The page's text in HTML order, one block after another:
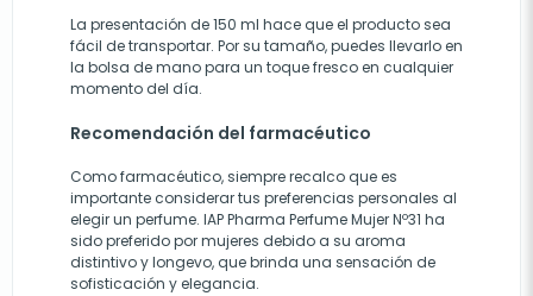
La presentación de 150 ml hace que el producto sea
fácil de transportar. Por su tamaño, puedes llevarlo en
la bolsa de mano para un toque fresco en cualquier
momento del día.
Recomendación del farmacéutico
Como farmacéutico, siempre recalco que es
importante considerar tus preferencias personales al
elegir un perfume. IAP Pharma Perfume Mujer Nº31 ha
sido preferido por mujeres debido a su aroma
distintivo y longevo, que brinda una sensación de
sofisticación y elegancia.